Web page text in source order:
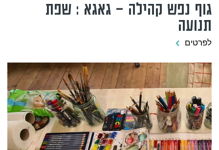
גוף נפש קהילה – גאגא : שפת
תנועה
לפרטים